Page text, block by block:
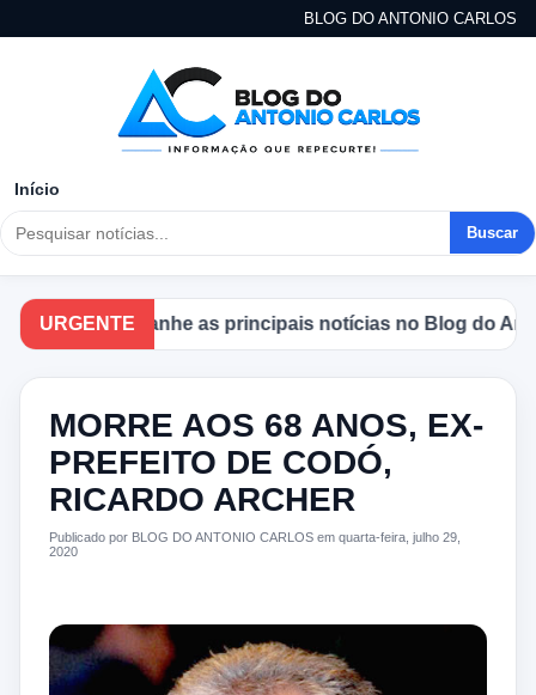
BLOG DO ANTONIO CARLOS
Início
Buscar
URGENTE
Acompanhe as principais notícias no Blog do
MORRE AOS 68 ANOS, EX‐
PREFEITO DE CODÓ,
RICARDO ARCHER
Publicado por BLOG DO ANTONIO CARLOS em quarta-feira, julho 29,
2020